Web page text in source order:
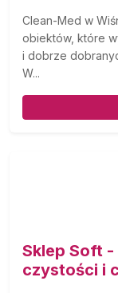
Clean-Med w
obiektów, które
i dobrze
W...
Sklep Soft
czystości i